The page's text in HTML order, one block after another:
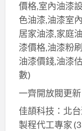
價格,室內油漆
色油漆,油漆室
居家油漆,家庭
漆價格,油漆粉
油漆價錢,油漆
數)
一齊開放閥更新
佳頡科技：北
製程代工專家